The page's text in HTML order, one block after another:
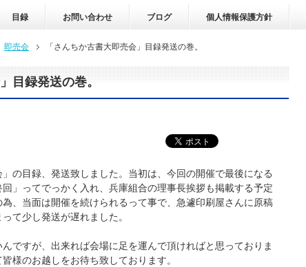
目録 お問い合わせ ブログ 個人情報保護方針
即売会 「さんちか古書大即売会」目録発送の巻。
目録発送の巻。
の目録、発送致しました。当初は、今回の開催で最後になる
」ってでっかく入れ、兵庫組合の理事長挨拶も掲載する予定
、当面は開催を続けられるって事で、急遽印刷屋さんに原稿
て少し発送が遅れました。
ですが、出来れば会場に足を運んで頂ければと思っておりま
様のお越しをお待ち致しております。